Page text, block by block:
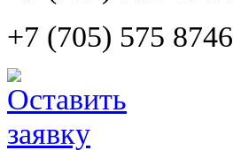
+7 (705) 575 8746